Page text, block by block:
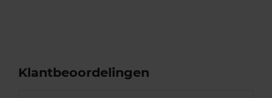
Klantbeoordelingen